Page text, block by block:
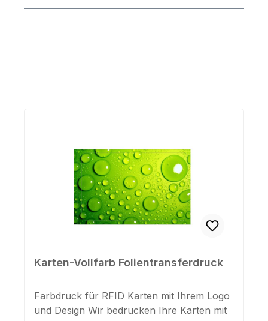
Karten-Vollfarb Folientransferdruck
Farbdruck für RFID Karten mit Ihrem Logo
und Design Wir bedrucken Ihre Karten mit